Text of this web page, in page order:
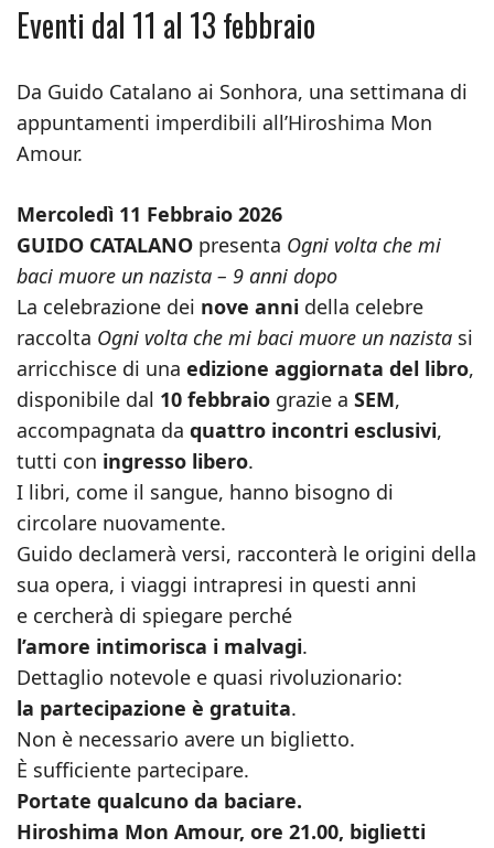
Eventi dal 11 al 13 febbraio
Da Guido Catalano ai Sonhora, una settimana di
appuntamenti imperdibili all’Hiroshima Mon
Amour.
Mercoledì 11 Febbraio 2026
GUIDO CATALANO presenta Ogni volta che mi
baci muore un nazista – 9 anni dopo
La celebrazione dei nove anni della celebre
raccolta Ogni volta che mi baci muore un nazista si
arricchisce di una edizione aggiornata del libro,
disponibile dal 10 febbraio grazie a SEM,
accompagnata da quattro incontri esclusivi,
tutti con ingresso libero.
I libri, come il sangue, hanno bisogno di
circolare nuovamente.
Guido declamerà versi, racconterà le origini della
sua opera, i viaggi intrapresi in questi anni
e cercherà di spiegare perché
l’amore intimorisca i malvagi.
Dettaglio notevole e quasi rivoluzionario:
la partecipazione è gratuita.
Non è necessario avere un biglietto.
È sufficiente partecipare.
Portate qualcuno da baciare.
Hiroshima Mon Amour, ore 21.00, biglietti